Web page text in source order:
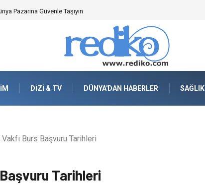
Pazarına Güvenle Taşıyın
DIZI & TV DÜNYA'DAN HABERLER SAĞLIK
Burs Başvuru Tarihleri
Tarihleri